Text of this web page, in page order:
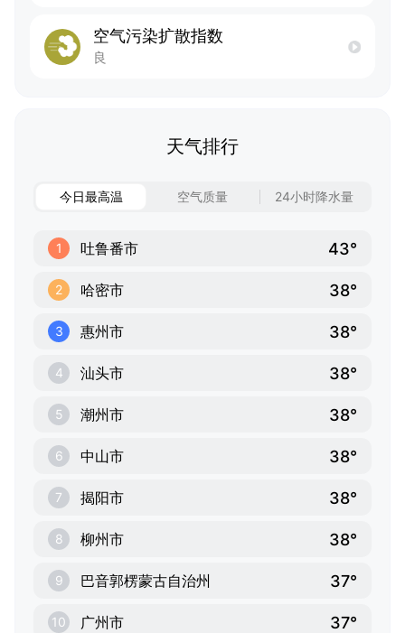
空气污染扩散指数
良
天气排行
今日最高温 空气质量 24小时降水量
1 吐鲁番市 43°
2 哈密市 38°
3 惠州市 38°
4 汕头市 38°
5 潮州市 38°
6 中山市 38°
7 揭阳市 38°
8 柳州市 38°
9 巴音郭楞蒙古自治州 37°
10 广州市 37°